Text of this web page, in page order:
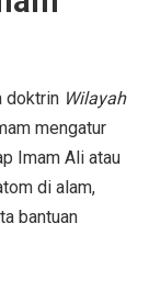
doktrin Wilayah
mengatur
Imam Ali atau
di alam,
bantuan